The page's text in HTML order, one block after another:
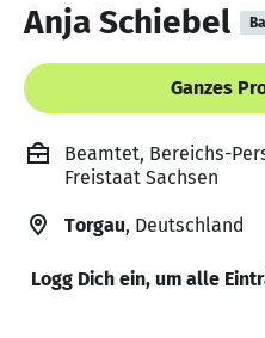
Anja Schiebel
Ganzes
Beamtet, Bereichs-
Freistaat Sachsen
Torgau, Deutschland
Logg Dich ein, um alle